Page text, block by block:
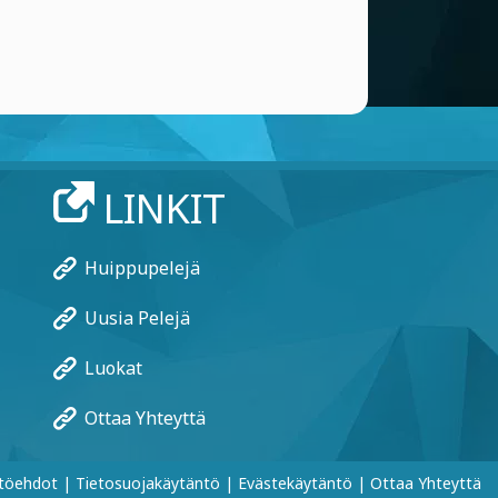
LINKIT
Huippupelejä
Uusia Pelejä
Luokat
Ottaa Yhteyttä
| Tietosuojakäytäntö | Evästekäytäntö | Ottaa Yhteyttä